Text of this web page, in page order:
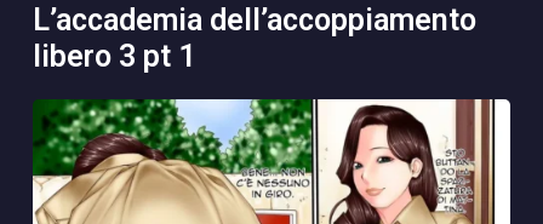
l’accademia dell’accoppiamento
libero 3 pt 1